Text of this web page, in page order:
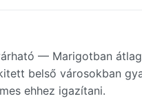
— Marigotban
belső városokban
ehhez igazítani.